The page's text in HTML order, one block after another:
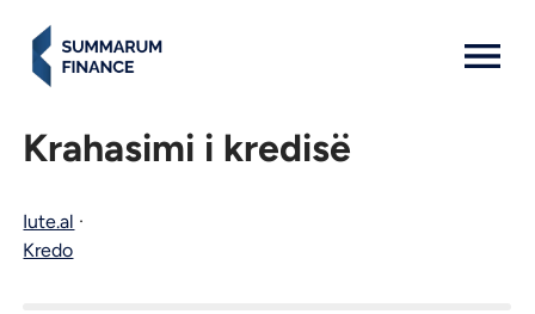
Krahasimi i kredisë
Iute.al ·
Kredo